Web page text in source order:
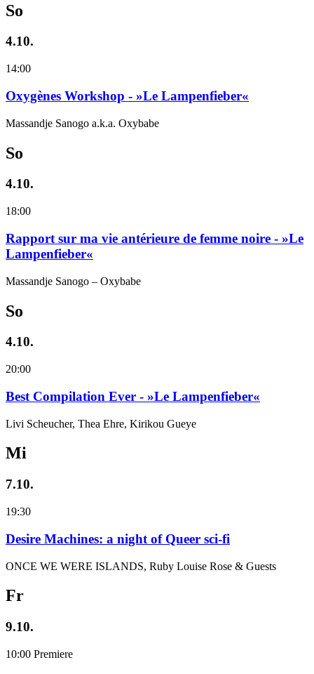
So
4.10.
14:00
Oxygènes Workshop - »Le Lampenfieber«
Massandje Sanogo a.k.a. Oxybabe
So
4.10.
18:00
Rapport sur ma vie antérieure de femme noire - »Le
Lampenfieber«
Massandje Sanogo – Oxybabe
So
4.10.
20:00
Best Compilation Ever - »Le Lampenfieber«
Livi Scheucher, Thea Ehre, Kirikou Gueye
Mi
7.10.
19:30
Desire Machines: a night of Queer sci-fi
ONCE WE WERE ISLANDS, Ruby Louise Rose & Guests
Fr
9.10.
10:00 Premiere